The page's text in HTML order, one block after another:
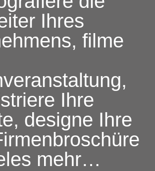
Ihres
filme
Ihre
designe Ihre
mehr…